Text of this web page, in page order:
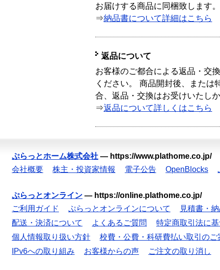
お届けする商品に同梱致します。
⇒納品書について詳細はこちら
返品について
お客様のご都合による返品・交
ください。 商品開封後、または
合、返品・交換はお受けいたし
⇒返品について詳しくはこちら
ぷらっとホーム株式会社 — https://www.plathome.co.jp/
会社概要
株主・投資家情報 電子公告 OpenBlocks
ぷらっとオンライン — https://online.plathome.co.jp/
ご利用ガイド
ぷらっとオンラインについて
見積書・
配送・決済について
よくあるご質問
特定商取引法に
個人情報取り扱い方針
校費・公費・科研費払い取引のご
IPv6への取り組み
お客様からの声 ご注文の取り消し